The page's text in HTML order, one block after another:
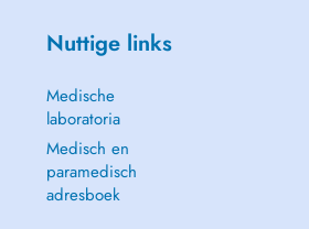
Nuttige links
Medische
laboratoria
Medisch en
paramedisch
adresboek